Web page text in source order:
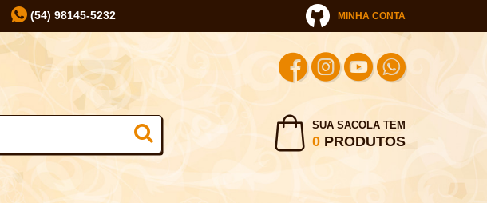
(54) 98145-5232 MINHA CONTA
SUA SACOLA TEM
0PRODUTOS